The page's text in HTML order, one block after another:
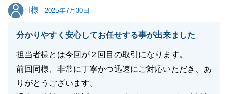
I様
I様 2025年7月30日
分かりやすく安心してお任せする事が出来ました
担当者様とは今回が２回目の取引になります。
前回同様、非常に丁寧かつ迅速にご対応いただき、あ
りがとうございます。